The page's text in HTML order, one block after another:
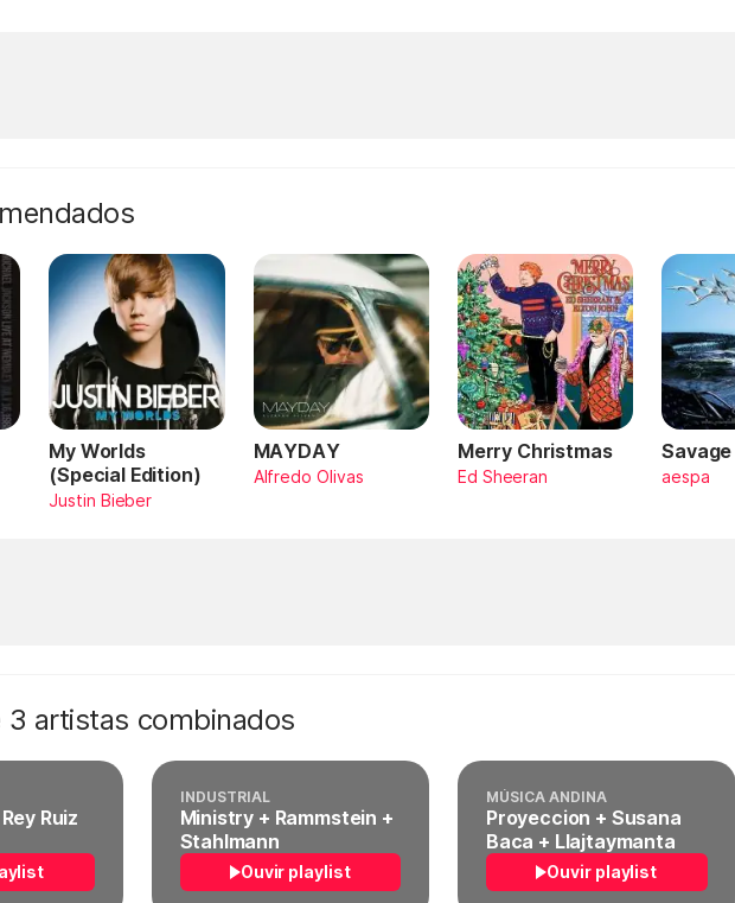
My Worlds
(Special Edition)
Justin Bieber
MAYDAY
Alfredo Olivas
Merry Christmas
Ed Sheeran
Savage
aespa
3 artistas combinados
Ruiz
INDUSTRIAL
Ministry + Rammstein +
Stahlmann
Ouvir playlist
MÚSICA ANDINA
Proyeccion + Susana
Baca + Llajtaymanta
Ouvir playlist